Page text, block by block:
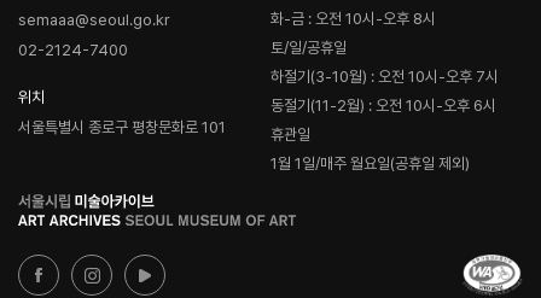
semaaa@seoul.go.kr
02-2124-7400
위치
서울특별시 종로구 평창문화로 101
화-금 : 오전 10시-오후 8시
토/일/공휴일
하절기(3-10월) : 오전 10시-오후 7시
동절기(11-2월) : 오전 10시-오후 6시
휴관일
1월 1일/매주 월요일(공휴일 제외)
로
고